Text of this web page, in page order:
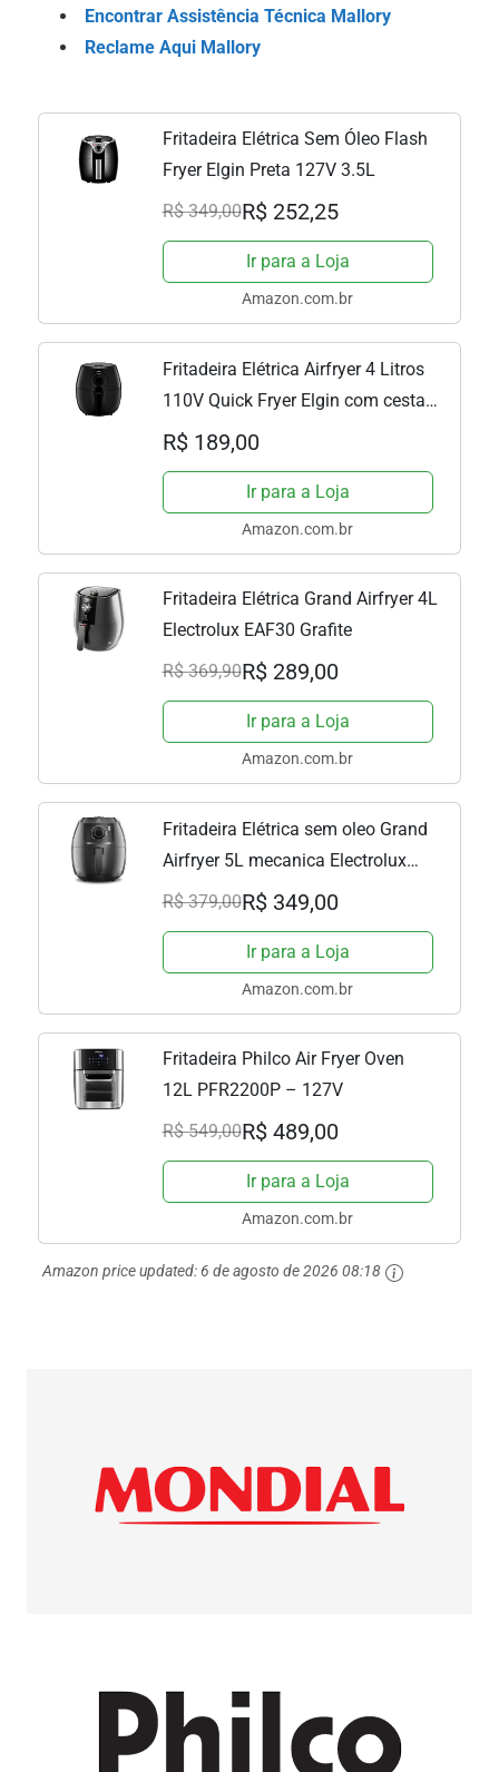
Encontrar Assistência Técnica Mallory
Reclame Aqui Mallory
Fritadeira Elétrica Sem Óleo Flash
Fryer Elgin Preta 127V 3.5L
R$ 349,00R$ 252,25
Ir para a Loja
Amazon.com.br
Fritadeira Elétrica Airfryer 4 Litros
110V Quick Fryer Elgin com cesta
removível
R$ 189,00
Ir para a Loja
Amazon.com.br
Fritadeira Elétrica Grand Airfryer 4L
Electrolux EAF30 Grafite
R$ 369,90R$ 289,00
Ir para a Loja
Amazon.com.br
Fritadeira Elétrica sem oleo Grand
Airfryer 5L mecanica Electrolux
EAF50 grafite 1800W 127v
R$ 379,00R$ 349,00
Ir para a Loja
Amazon.com.br
Fritadeira Philco Air Fryer Oven
12L PFR2200P – 127V
R$ 549,00R$ 489,00
Ir para a Loja
Amazon.com.br
Amazon price updated:6 de agosto de 2026 08:18